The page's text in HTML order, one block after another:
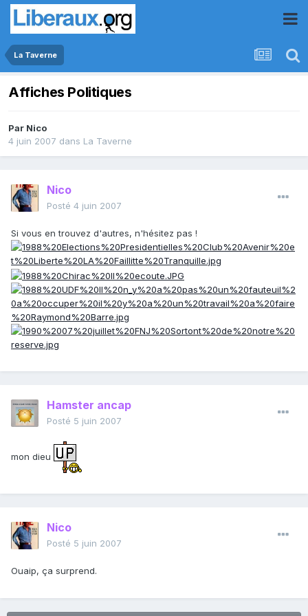
La Taverne
Affiches Politiques
Par Nico
4 juin 2007 dans La Taverne
Nico
Posté 4 juin 2007
Si vous en trouvez d'autres, n'hésitez pas !
Hamster ancap
Posté 5 juin 2007
mon dieu
Nico
Posté 5 juin 2007
Ouaip, ça surprend.